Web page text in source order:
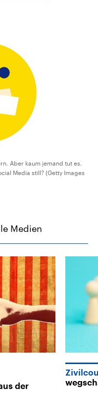
Aber kaum jemand tut es.
Media still? (Getty Images
Medien
der